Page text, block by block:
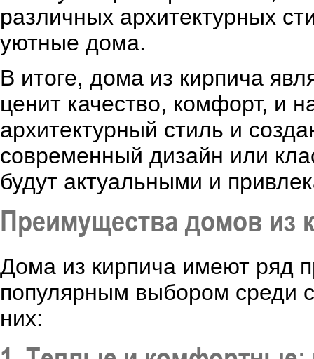
различных архитектурных
уютные дома.
В итоге, дома из кирпича
ценит качество, комфорт, и
архитектурный стиль и
современный дизайн или
будут актуальными и
Преимущества домов из
Дома из кирпича имеют ряд
популярным выбором среди
них: